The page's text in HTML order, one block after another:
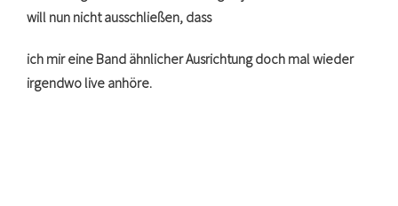
will nun nicht ausschließen, dass
ich mir eine Band ähnlicher Ausrichtung doch mal wieder
irgendwo live anhöre.